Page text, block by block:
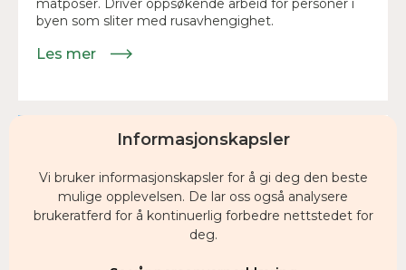
Informasjonskapsler
Vi bruker informasjonskapsler for å gi deg den beste
mulige opplevelsen. De lar oss også analysere
brukeratferd for å kontinuerlig forbedre nettstedet for
deg.
byen som sliter med rusavhengighet.
Les mer